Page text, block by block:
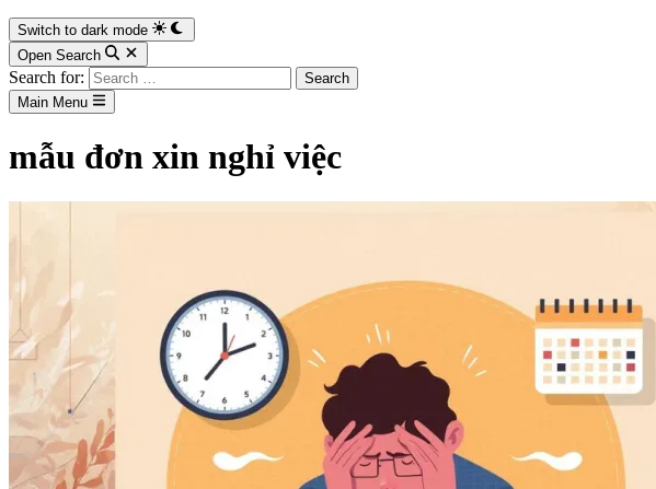
Switch to dark mode
Open Search
Search for:
Main Menu
mẫu đơn xin nghỉ việc